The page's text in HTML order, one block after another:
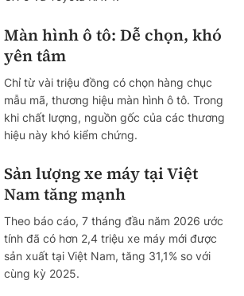
Màn hình ô tô: Dễ chọn, khó
yên tâm
Chỉ từ vài triệu đồng có chọn hàng chục
mẫu mã, thương hiệu màn hình ô tô. Trong
khi chất lượng, nguồn gốc của các thương
hiệu này khó kiểm chứng.
Sản lượng xe máy tại Việt
Nam tăng mạnh
Theo báo cáo, 7 tháng đầu năm 2026 ước
tính đã có hơn 2,4 triệu xe máy mới được
sản xuất tại Việt Nam, tăng 31,1% so với
cùng kỳ 2025.